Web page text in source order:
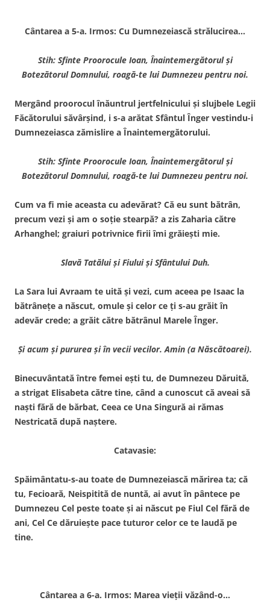
Cântarea a 5-a. Irmos: Cu Dumnezeiască strălucirea…
Stih: Sfinte Proorocule Ioan, Înaintemergătorul şi
Botezătorul Domnului, roagă-te lui Dumnezeu pentru noi.
Mergând proorocul înăuntrul jertfelnicului şi slujbele Legii
Făcătorului săvârşind, i s-a arătat Sfântul Înger vestindu-i
Dumnezeiasca zămislire a Înaintemergătorului.
Stih: Sfinte Proorocule Ioan, Înaintemergătorul şi
Botezătorul Domnului, roagă-te lui Dumnezeu pentru noi.
Cum va fi mie aceasta cu adevărat? Că eu sunt bătrân,
precum vezi şi am o soţie stearpă? a zis Zaharia către
Arhanghel; graiuri potrivnice firii îmi grăieşti mie.
Slavă Tatălui şi Fiului şi Sfântului Duh.
La Sara lui Avraam te uită şi vezi, cum aceea pe Isaac la
bătrâneţe a născut, omule şi celor ce ţi s-au grăit în
adevăr crede; a grăit către bătrânul Marele Înger.
Şi acum şi pururea şi în vecii vecilor. Amin (a Născătoarei).
Binecuvântată între femei eşti tu, de Dumnezeu Dăruită,
a strigat Elisabeta către tine, când a cunoscut că aveai să
naşti fără de bărbat, Ceea ce Una Singură ai rămas
Nestricată după naştere.
Catavasie:
Spăimântatu-s-au toate de Dumnezeiască mărirea ta; că
tu, Fecioară, Neispitită de nuntă, ai avut în pântece pe
Dumnezeu Cel peste toate şi ai născut pe Fiul Cel fără de
ani, Cel Ce dăruieşte pace tuturor celor ce te laudă pe
tine.
Cântarea a 6-a. Irmos: Marea vieţii văzând-o…